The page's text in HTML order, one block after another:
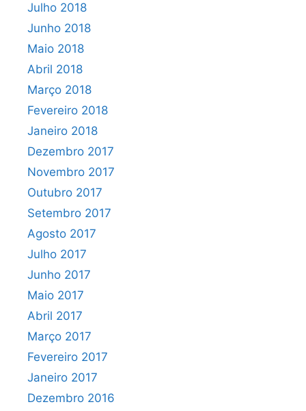
Julho 2018
Junho 2018
Maio 2018
Abril 2018
Março 2018
Fevereiro 2018
Janeiro 2018
Dezembro 2017
Novembro 2017
Outubro 2017
Setembro 2017
Agosto 2017
Julho 2017
Junho 2017
Maio 2017
Abril 2017
Março 2017
Fevereiro 2017
Janeiro 2017
Dezembro 2016